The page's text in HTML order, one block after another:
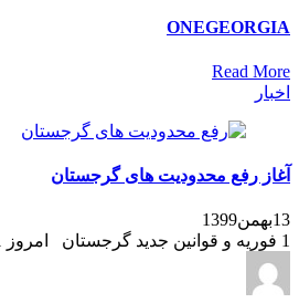
ONEGEORGIA
Read More
اخبار
آغاز رفع محدودیت های گرجستان
13بهمن1399
1 فوریه و قوانین جدید گرجستان امروز 1 فوریه و